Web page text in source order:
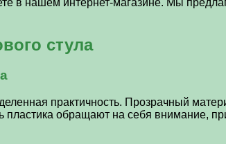
стула
практичность. Прозрачный
обращают на себя внимание,